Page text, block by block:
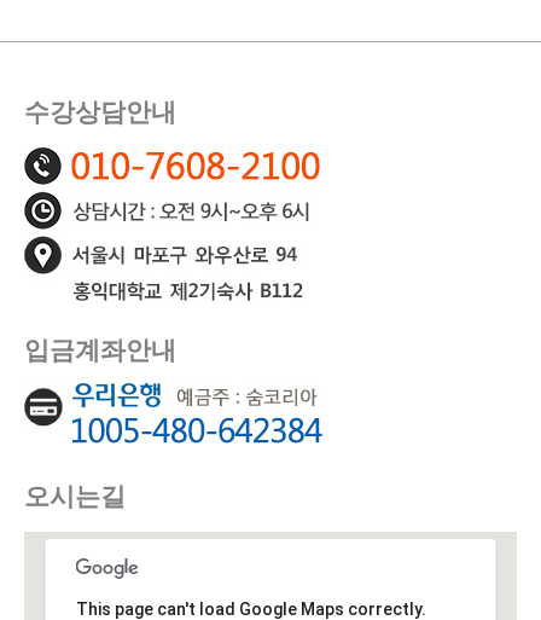
수강상담안내
입금계좌안내
오시는길
This page can't load Google Maps correctly.